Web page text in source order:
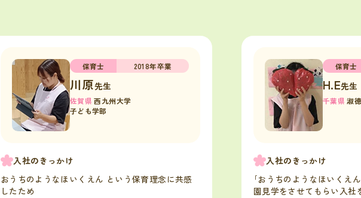
保育士 2018年卒業
川原先生
佐賀県 西九州大学
子ども学部
入社のきっかけ
おうちのようなほいくえん という保育理念に共感
したため
保育士
H.E先生
千葉県 淑
入社のきっかけ
｢おうちのようなほいくえ
園見学をさせてもらい入社